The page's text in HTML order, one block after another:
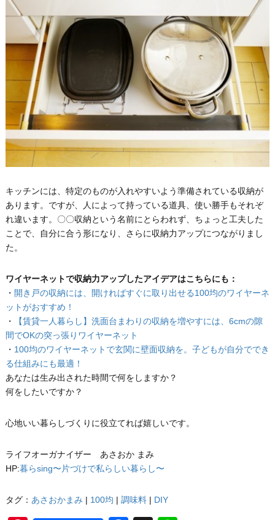
キッチンには、特定のものが入れやすいよう準備されている収納が
あります。ですが、人によって持っている道具、使い勝手もそれぞ
れ違います。〇〇収納という名前にとらわれず、ちょっと工夫した
ことで、自分に合う形になり、さらに収納力アップにつながりまし
た。
ワイヤーネットで収納力アップしたアイデアはこちらにも：
・ 開き戸の収納には、開ければすぐに取り出せる100均のワイヤーネ
ットがおすすめ！
・
【賃貸一人暮らし】洗面台まわりの収納を増やすには、6cmの隙
間でOKの突っ張りワイヤーネット
・ 100均のワイヤーネットで玄関に壁面収納を。子どもが自分ででき
る仕組みにも最適！
あなたは生み出された時間で何をしますか？
何をしたいですか？
心地いい暮らしづくりに役立てれば嬉しいです。
ライフオーガナイザー あさおか まみ
HP:暮らsing〜片づけで私らしい暮らし〜
タグ： あさおかまみ | 100均 | 調味料| DIY